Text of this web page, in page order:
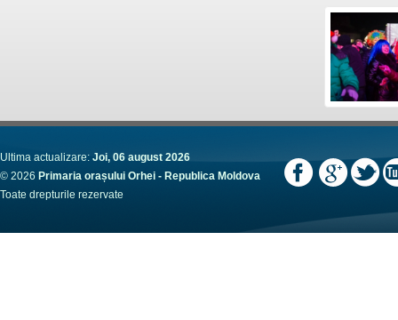
Ultima actualizare: Joi, 06 august 2026
© 2026 Primaria orașului Orhei - Republica Moldova
Toate drepturile rezervate